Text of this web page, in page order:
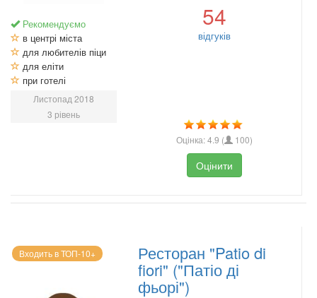
Рекомендуємо
в центрі міста
для любителів піци
для еліти
при готелі
Листопад 2018
3 рівень
54
відгуків
Оцінка:4.9 ( 100)
Оцінити
Входить в ТОП-10+ Ресторан "Patio di
fiori" ("Патіо ді
фьорі")